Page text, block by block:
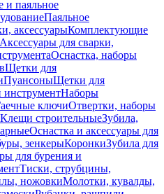
и паяльное
Паяльное
аксессуарыКомплектующие
Аксессуары для сварки,
Оснастка, наборы
Щетки для
ПуансоныЩетки для
Наборы
ключиОтвертки, наборы
Клещи строительныеЗубила,
Оснастка и аксессуары для
зенкерыКоронкиЗубила для
для бурения и
Тиски, струбцины,
ножовкиМолотки, кувалды,